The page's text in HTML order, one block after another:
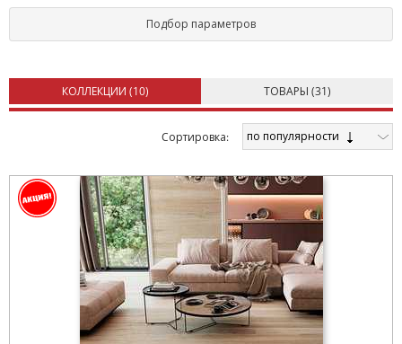
Подбор параметров
КОЛЛЕКЦИИ (10) ТОВАРЫ (31)
Cортировка: по популярности